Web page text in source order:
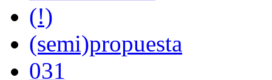
(!)
(semi)propuesta
031